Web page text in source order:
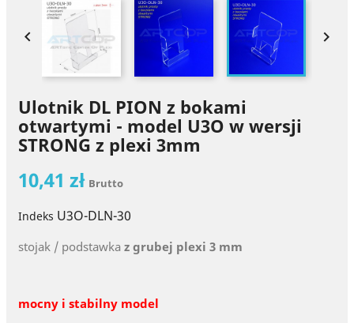
 
Ulotnik DL PION z bokami
otwartymi - model U3O w wersji
STRONG z plexi 3mm
10,41 zł Brutto
Indeks U3O-DLN-30
stojak / podstawka z grubej plexi 3 mm
mocny i stabilny model